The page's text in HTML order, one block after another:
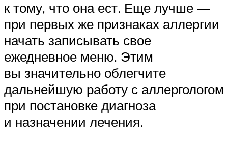
к тому, что она ест. Еще лучше —
при первых же признаках аллергии
начать записывать свое
ежедневное меню. Этим
вы значительно облегчите
дальнейшую работу с аллергологом
при постановке диагноза
и назначении лечения.